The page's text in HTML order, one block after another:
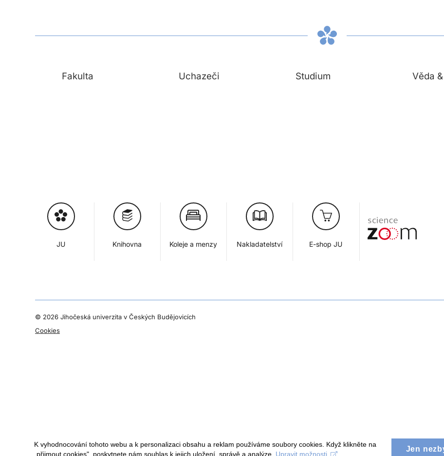
Fakulta Uchazeči Studium Věda
JU Knihovna Koleje a menzy Nakladatelství E-shop JU
© 2026 Jihočeská univerzita v Českých Budějovicích
Cookies
K vyhodnocování tohoto webu a k personalizaci obsahu a reklam používáme soubory cookies. Když klikněte na
„přijmout cookies", poskytnete nám souhlas k jejich uložení, správě a analýze. Upravit možnosti
Jen